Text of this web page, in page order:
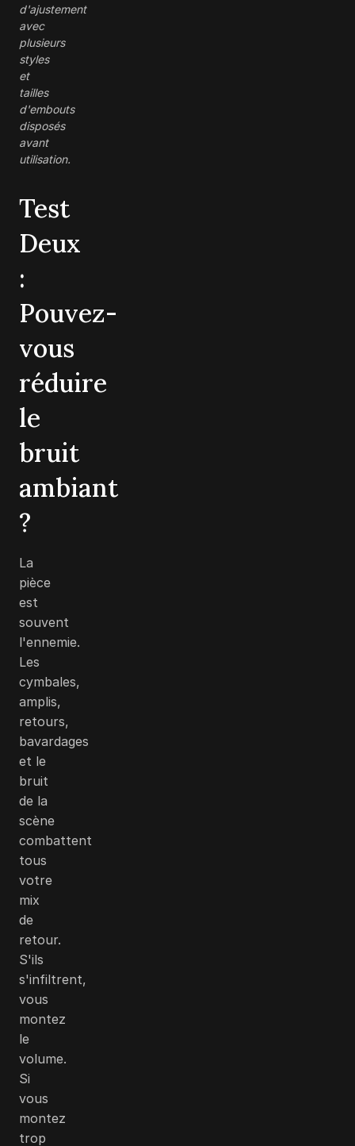
d'ajustement
avec
plusieurs
styles
et
tailles
d'embouts
disposés
avant
utilisation.
Test
Deux
:
Pouvez-
vous
réduire
le
bruit
ambiant
?
La
pièce
est
souvent
l'ennemie.
Les
cymbales,
amplis,
retours,
bavardages
et le
bruit
de la
scène
combattent
tous
votre
mix
de
retour.
S'ils
s'infiltrent,
vous
montez
le
volume.
Si
vous
montez
trop